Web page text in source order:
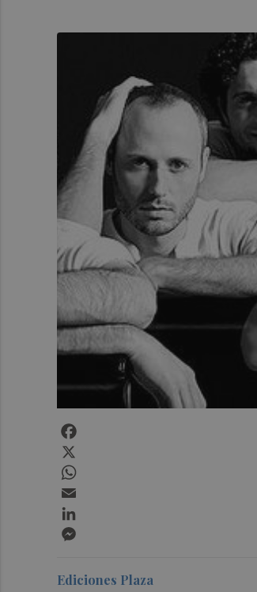
Ediciones Plaza